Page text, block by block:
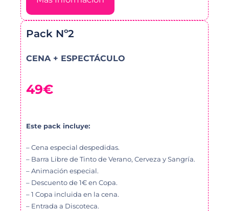
Pack Nº2
CENA + ESPECTÁCULO
49€
Este pack incluye:
– Cena especial despedidas.
– Barra Libre de Tinto de Verano, Cerveza y Sangría.
– Animación especial.
– Descuento de 1€ en Copa.
– 1 Copa incluida en la cena.
– Entrada a Discoteca.